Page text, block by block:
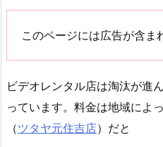
このページには広告が含ま
ビデオレンタル店は淘汰が進
っています。料金は地域によ
（ツタヤ元住吉店）だと